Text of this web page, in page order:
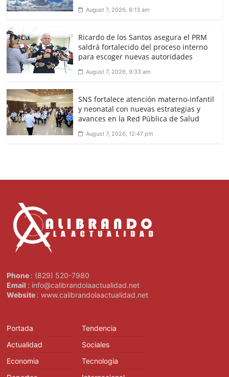
August 7, 2026, 8:13 am
Ricardo de los Santos asegura el PRM
saldrá fortalecido del proceso interno
para escoger nuevas autoridades
August 7, 2026, 9:33 am
SNS fortalece atención materno-infantil
y neonatal con nuevas estrategias y
avances en la Red Pública de Salud
August 7, 2026, 12:47 pm
Phone : (829) 520-7980
Email : info@calibrandolaactualidad.net
Website : www.calibrandolaactualidad.net
Portada
Actualidad
Economia
Tendencia
Sociales
Tecnologia